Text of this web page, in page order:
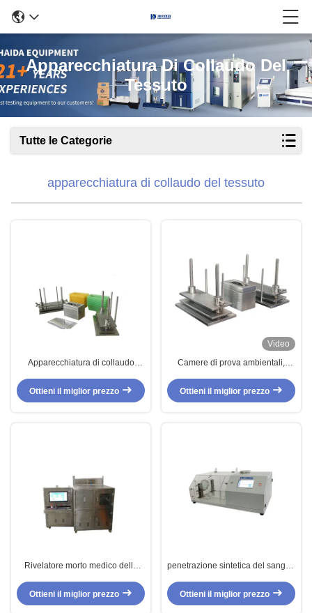
Apparecchiatura Di Collaudo Del
Tessuto
Tutte le Categorie
apparecchiatura di collaudo del tessuto
Apparecchiatura di collaudo
traspirazione materiale, tester
della traspirazione
Ottieni il miglior prezzo
Video
Camere di prova ambientali,
della traspirazione ISO-105E04
Ottieni il miglior prezzo
Rivelatore morto medico della
con controllo di computer
Ottieni il miglior prezzo
penetrazione sintetica del sangue
dell'apparecchiatura di collaudo
di resistenza 50Hz e del vestiario
Ottieni il miglior prezzo